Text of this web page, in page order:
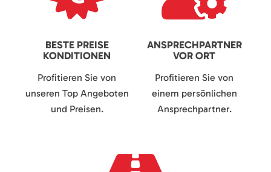
BESTE PREISE
KONDITIONEN
Profitieren Sie von
unseren Top Angeboten
und Preisen.
ANSPRECHPARTNER
VOR ORT
Profitieren Sie von
einem persönlichen
Ansprechpartner.